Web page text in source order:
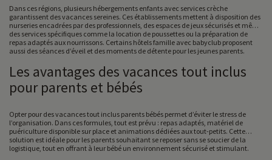
Dans ces régions, plusieurs hébergements enfants avec services crèche
garantissent des vacances sereines. Ces établissements mettent à disposition des
nurseries encadrées par des professionnels, des espaces de jeux sécurisés et même
des services spécifiques comme la location de poussettes ou la préparation de
repas adaptés aux nourrissons. Certains hôtels famille avec babyclub proposent
aussi des séances d’éveil et des moments de détente pour les jeunes parents.
Les avantages des vacances tout inclus
pour parents et bébés
Opter pour des vacances tout inclus parents bébés permet d’éviter le stress de
l’organisation. Dans ces formules, tout est prévu : repas adaptés, matériel de
puériculture disponible sur place et animations dédiées aux tout-petits. Cette
solution est idéale pour les parents souhaitant se reposer sans se soucier de la
logistique, tout en offrant à leur bébé un environnement sécurisé et stimulant.